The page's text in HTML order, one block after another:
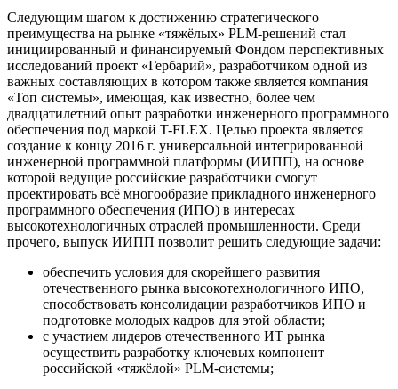
Следующим шагом к достижению стратегического
преимущества на рынке «тяжёлых» PLM-решений стал
инициированный и финансируемый Фондом перспективных
исследований проект «Гербарий», разработчиком одной из
важных составляющих в котором также является компания
«Топ системы», имеющая, как известно, более чем
двадцатилетний опыт разработки инженерного программного
обеспечения под маркой T-FLEX. Целью проекта является
создание к концу 2016 г. универсальной интегрированной
инженерной программной платформы (ИИПП), на основе
которой ведущие российские разработчики смогут
проектировать всё многообразие прикладного инженерного
программного обеспечения (ИПО) в интересах
высокотехнологичных отраслей промышленности. Среди
прочего, выпуск ИИПП позволит решить следующие задачи:
обеспечить условия для скорейшего развития
отечественного рынка высокотехнологичного ИПО,
способствовать консолидации разработчиков ИПО и
подготовке молодых кадров для этой области;
с участием лидеров отечественного ИТ рынка
осуществить разработку ключевых компонент
российской «тяжёлой» PLM-системы;